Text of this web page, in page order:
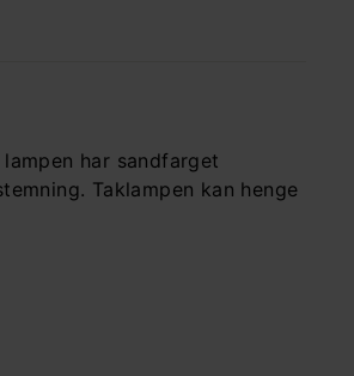
har sandfarget
Taklampen kan henge